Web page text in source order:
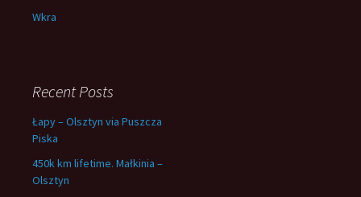
Wkra
Recent Posts
Łapy – Olsztyn via Puszcza
Piska
450k km lifetime. Małkinia –
Olsztyn